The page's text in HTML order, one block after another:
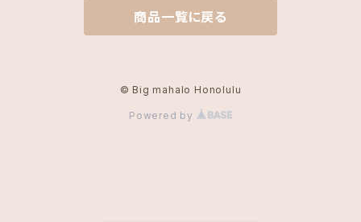
KAI COFFEE カイコーヒー
Kate Spade ケイトスペード
商品一覧に戻る
© Big mahalo Honolulu
Powered by